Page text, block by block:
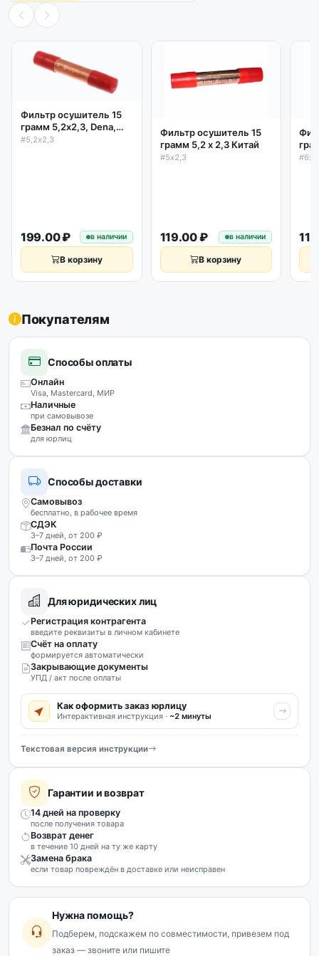
Фильтр осушитель 15
грамм 5,2х2,3, Dena,
Италия
#5,2х2,3
199.00 ₽ в наличии
В корзину
Фильтр осушитель 15
грамм 5,2 х 2,3 Китай
#5х2,3
119.00 ₽ в наличии
В корзину
Покупателям
Способы оплаты
Онлайн
Visa, Mastercard, МИР
Наличные
при самовывозе
Безнал по счёту
для юрлиц
Способы доставки
Самовывоз
бесплатно, в рабочее время
СДЭК
3–7 дней, от 200 ₽
Почта России
3–7 дней, от 200 ₽
Для юридических лиц
Регистрация контрагента
введите реквизиты в личном кабинете
Счёт на оплату
формируется автоматически
Закрывающие документы
УПД / акт после оплаты
Как оформить заказ юрлицу
Интерактивная инструкция · ~2 минуты
Текстовая версия инструкции
Гарантии и возврат
14 дней на проверку
после получения товара
Возврат денег
в течение 10 дней на ту же карту
Замена брака
если товар повреждён в доставке или неисправен
Нужна помощь?
Подберем, подскажем по совместимости, привезем под
заказ — звоните или пишите